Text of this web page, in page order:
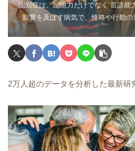
認知症は、記憶力だけでなく 言語能
影響を及ぼす病気で、性格や行動
2万人超のデータを分析した最新研